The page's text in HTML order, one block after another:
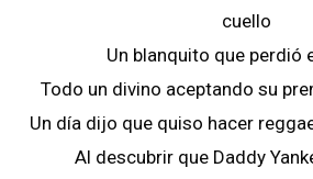
cuello
Un blanquito que perdió
Todo un divino aceptando su
Un día dijo que quiso hacer
Al descubrir que Daddy